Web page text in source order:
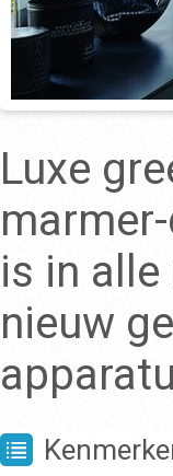
Luxe
is in
nieuw